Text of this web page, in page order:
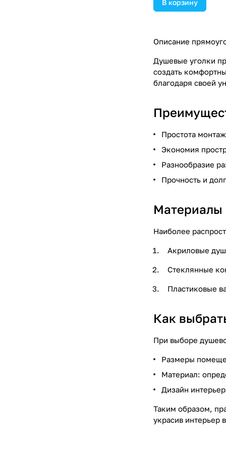
В корзину
Описание
Душевые уголки
создать
благодаря своей
Простота
Экономия
Разнообразие
Прочность и
Материалы
Наиболее
Акриловые
Стеклянные
Пластиковые
Как
При выборе
Размеры
Материал:
Дизайн
Таким образом,
украсив